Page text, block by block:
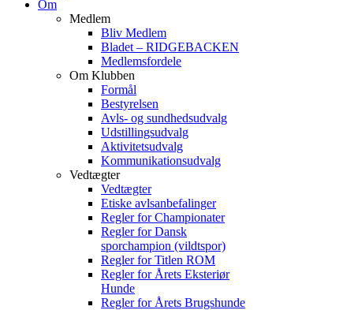
Om
Medlem
Bliv Medlem
Bladet – RIDGEBACKEN
Medlemsfordele
Om Klubben
Formål
Bestyrelsen
Avls- og sundhedsudvalg
Udstillingsudvalg
Aktivitetsudvalg
Kommunikationsudvalg
Vedtægter
Vedtægter
Etiske avlsanbefalinger
Regler for Championater
Regler for Dansk
sporchampion (vildtspor)
Regler for Titlen ROM
Regler for Årets Eksteriør
Hunde
Regler for Årets Brugshunde